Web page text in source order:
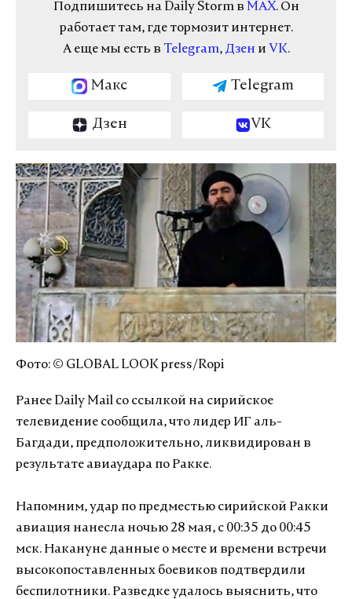
Подпишитесь на Daily Storm в MAX. Он
работает там, где тормозит интернет.
А еще мы есть в Telegram, Дзен и VK.
Макс Telegram
Дзен VK
Фото: © GLOBAL LOOK press/Ropi
Ранее Daily Mail со ссылкой на сирийское
телевидение сообщила, что лидер ИГ аль-
Багдади, предположительно, ликвидирован в
результате авиаудара по Ракке.
Напомним, удар по предместью сирийской Ракки
авиация нанесла ночью 28 мая, с 00:35 до 00:45
мск. Накануне данные о месте и времени встречи
высокопоставленных боевиков подтвердили
беспилотники. Разведке удалось выяснить, что